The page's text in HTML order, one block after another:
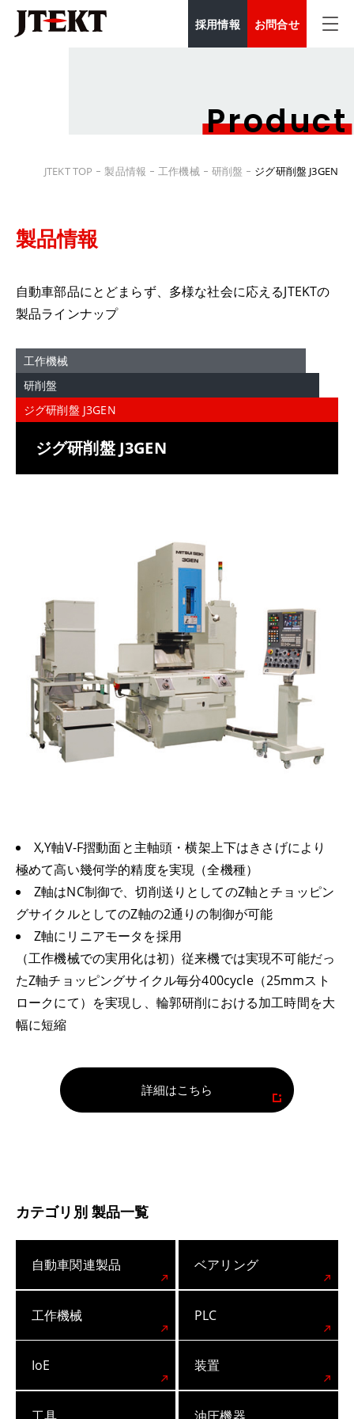
採用情報 お問合せ
Product
JTEKT TOP 製品情報 工作機械 研削盤 ジグ研削盤 J3GEN
製品情報
自動車部品にとどまらず、多様な社会に応えるJTEKTの
製品ラインナップ
工作機械
研削盤
ジグ研削盤 J3GEN
ジグ研削盤 J3GEN
X,Y軸V-F摺動面と主軸頭・横架上下はきさげにより
極めて高い幾何学的精度を実現（全機種）
Z軸はNC制御で、切削送りとしてのZ軸とチョッピン
グサイクルとしてのZ軸の2通りの制御が可能
Z軸にリニアモータを採用
（工作機械での実用化は初）従来機では実現不可能だっ
たZ軸チョッピングサイクル毎分400cycle（25mmスト
ロークにて）を実現し、輪郭研削における加工時間を大
幅に短縮
詳細はこちら
カテゴリ別 製品一覧
自動車関連製品 ベアリング
工作機械 PLC
IoE 装置
工具 油圧機器